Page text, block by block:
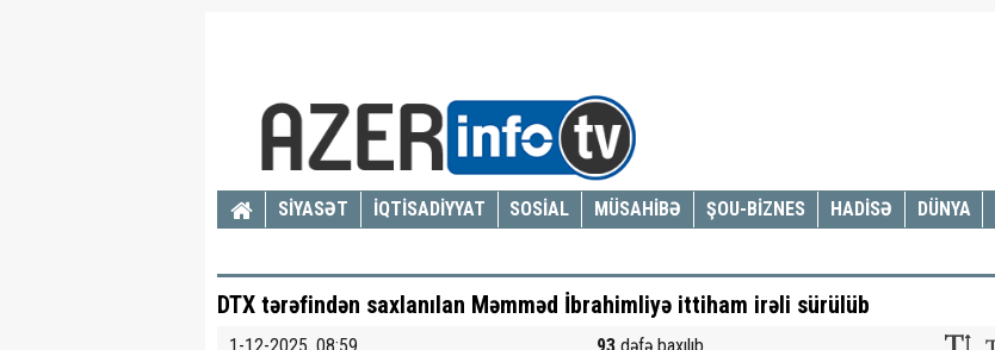
SİYASƏT İQTİSADİYYAT SOSİAL MÜSAHİBƏ ŞOU-BİZNES HADİSƏ DÜNYA
DTX tərəfindən saxlanılan Məmməd İbrahimliyə ittiham irəli sürülüb